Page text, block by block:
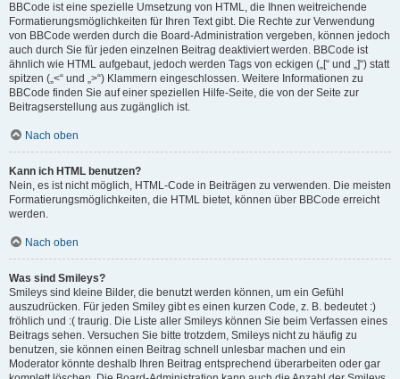
BBCode ist eine spezielle Umsetzung von HTML, die Ihnen weitreichende
Formatierungsmöglichkeiten für Ihren Text gibt. Die Rechte zur Verwendung
von BBCode werden durch die Board-Administration vergeben, können jedoch
auch durch Sie für jeden einzelnen Beitrag deaktiviert werden. BBCode ist
ähnlich wie HTML aufgebaut, jedoch werden Tags von eckigen („[“ und „]“) statt
spitzen („<“ und „>“) Klammern eingeschlossen. Weitere Informationen zu
BBCode finden Sie auf einer speziellen Hilfe-Seite, die von der Seite zur
Beitragserstellung aus zugänglich ist.
Nach oben
Kann ich HTML benutzen?
Nein, es ist nicht möglich, HTML-Code in Beiträgen zu verwenden. Die meisten
Formatierungsmöglichkeiten, die HTML bietet, können über BBCode erreicht
werden.
Nach oben
Was sind Smileys?
Smileys sind kleine Bilder, die benutzt werden können, um ein Gefühl
auszudrücken. Für jeden Smiley gibt es einen kurzen Code, z. B. bedeutet :)
fröhlich und :( traurig. Die Liste aller Smileys können Sie beim Verfassen eines
Beitrags sehen. Versuchen Sie bitte trotzdem, Smileys nicht zu häufig zu
benutzen, sie können einen Beitrag schnell unlesbar machen und ein
Moderator könnte deshalb Ihren Beitrag entsprechend überarbeiten oder gar